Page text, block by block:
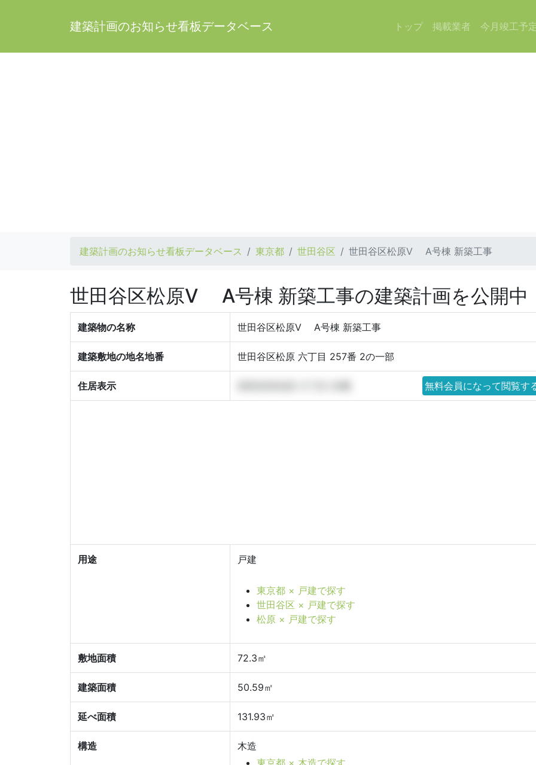
建築計画のお知らせ看板データベース トップ 掲載業者 今月竣工予
建築計画のお知らせ看板データベース 東京都 世田谷区 世田谷区松原V A号棟 新築工事
世田谷区松原V A号棟 新築工事の建築計画を公開中
建築物の名称 世田谷区松原V A号棟 新築工事
建築敷地の地名地番 世田谷区松原 六丁目 257番 2の一部
住居表示 無料会員になって閲覧す
用途 戸建
東京都 × 戸建で探す
世田谷区 × 戸建で探す
松原 × 戸建で探す
敷地面積 72.3㎡
建築面積 50.59㎡
延べ面積 131.93㎡
構造
木造
東京都 × 木造で探す